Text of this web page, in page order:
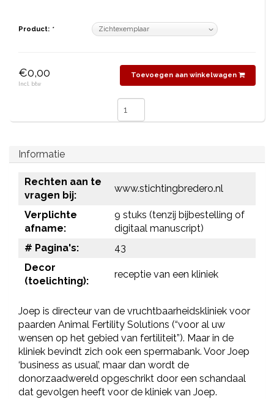
Product: *
€0,00
Incl. btw
Toevoegen aan winkelwagen
Informatie
Rechten aan te
vragen bij:
www.stichtingbredero.nl
Verplichte
afname:
9 stuks (tenzij bijbestelling of
digitaal manuscript)
# Pagina's:
43
Decor
(toelichting):
receptie van een kliniek
Joep is directeur van de vruchtbaarheidskliniek voor
paarden Animal Fertility Solutions (“voor al uw
wensen op het gebied van fertiliteit”). Maar in de
kliniek bevindt zich ook een spermabank. Voor Joep
‘business as usual’, maar dan wordt de
donorzaadwereld opgeschrikt door een schandaal
dat gevolgen heeft voor de kliniek van Joep.